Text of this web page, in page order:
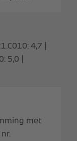
4,7 |
5,0 |
met